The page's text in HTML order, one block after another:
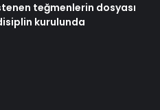
teğmenlerin dosyası
kurulunda